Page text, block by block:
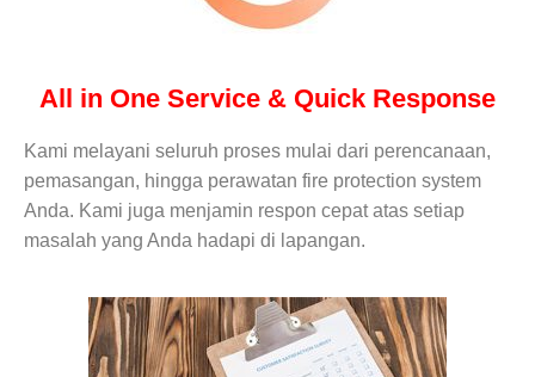
All in One Service & Quick Response
Kami melayani seluruh proses mulai dari perencanaan,
pemasangan, hingga perawatan fire protection system
Anda. Kami juga menjamin respon cepat atas setiap
masalah yang Anda hadapi di lapangan.